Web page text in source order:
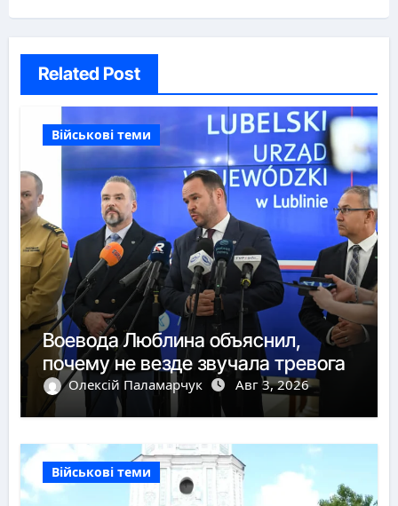
Related Post
Військові теми
Воевода Люблина объяснил,
почему не везде звучала тревога
Олексій Паламарчук Авг 3, 2026
Військові теми